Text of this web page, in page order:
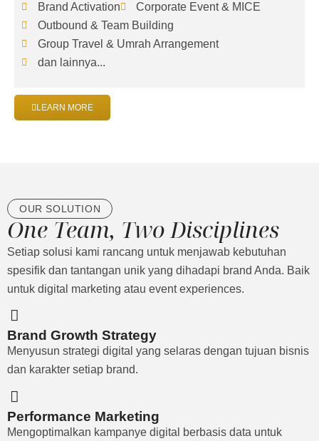
Brand Activation
Corporate Event & MICE
Outbound & Team Building
Group Travel & Umrah Arrangement
dan lainnya...
LEARN MORE
OUR SOLUTION
One Team, Two Disciplines
Setiap solusi kami rancang untuk menjawab kebutuhan
spesifik dan tantangan unik yang dihadapi brand Anda. Baik
untuk digital marketing atau event experiences.
Brand Growth Strategy
Menyusun strategi digital yang selaras dengan tujuan bisnis
dan karakter setiap brand.
Performance Marketing
Mengoptimalkan kampanye digital berbasis data untuk